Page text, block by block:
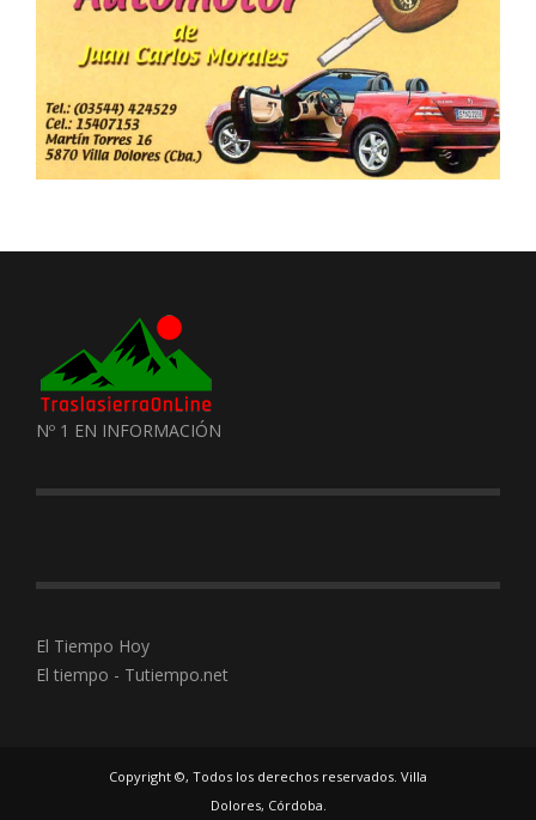
Nº 1 EN INFORMACIÓN
El Tiempo Hoy
El tiempo - Tutiempo.net
Copyright ©, Todos los derechos reservados. Villa
Dolores, Córdoba.